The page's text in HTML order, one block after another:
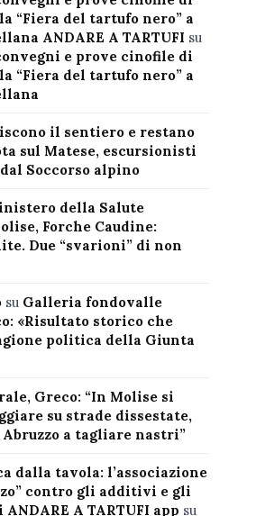
“Fiera del tartufo nero” a
ANDARE A TARTUFI su
e prove cinofile di
“Fiera del tartufo nero” a
il sentiero e restano
sul Matese, escursionisti
Soccorso alpino
della Salute
Forche Caudine:
Due “svarioni” di non
su Galleria fondovalle
«Risultato storico che
politica della Giunta
Greco: “In Molise si
su strade dissestate,
a tagliare nastri”
dalla tavola: l’associazione
contro gli additivi e gli
A TARTUFI app su